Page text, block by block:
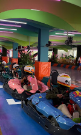
Utama dan
Pusat wisata
Parahu,
& Zoo, Dago
dengan
dan Glamping
Palayangan dan